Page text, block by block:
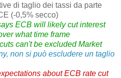
di taglio dei tassi da parte
(-0,5% secco)
ECB will likely cut interest
what time frame
can't be excluded Market
non si può escludere un taglio
about ECB rate cut